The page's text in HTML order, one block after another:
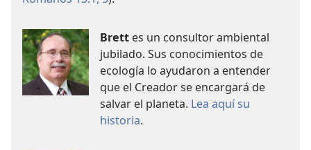
Brett es un consultor ambiental
jubilado. Sus conocimientos de
ecología lo ayudaron a entender
que el Creador se encargará de
salvar el planeta. Lea aquí su
historia.